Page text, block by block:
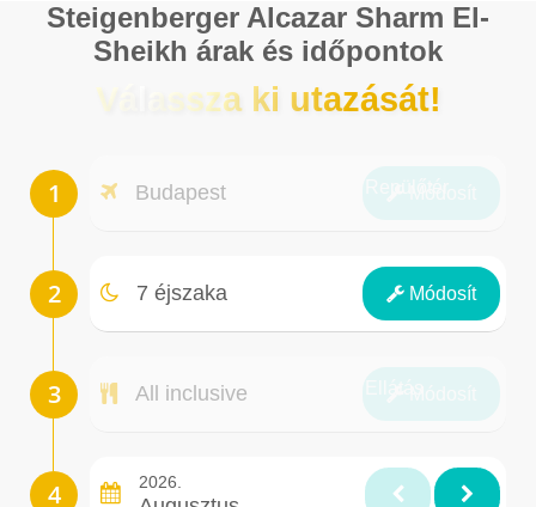
Steigenberger Alcazar Sharm El-
Sheikh árak és időpontok
Válassza ki utazását!
Budapest
7 éjszaka Módosít
Éjszakák
All inclusive
2026.